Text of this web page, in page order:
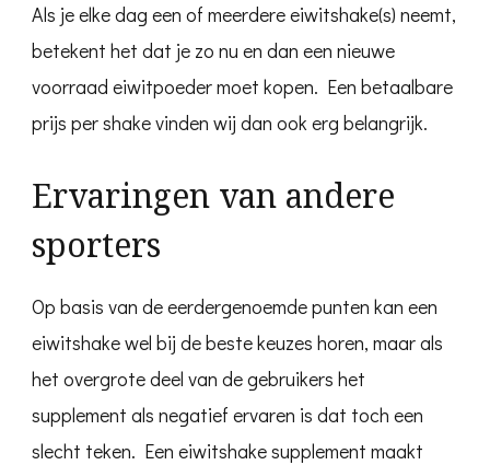
Als je elke dag een of meerdere eiwitshake(s) neemt,
betekent het dat je zo nu en dan een nieuwe
voorraad eiwitpoeder moet kopen. Een betaalbare
prijs per shake vinden wij dan ook erg belangrijk.
Ervaringen van andere
sporters
Op basis van de eerdergenoemde punten kan een
eiwitshake wel bij de beste keuzes horen, maar als
het overgrote deel van de gebruikers het
supplement als negatief ervaren is dat toch een
slecht teken. Een eiwitshake supplement maakt